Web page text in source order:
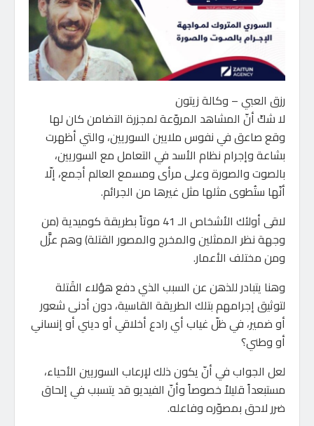
رزق العبي – وكالة زيتون
لا شكّ أنّ المشاهد المروّعة لمجزرة التضامن كان لها
وقع صاعق في نفوس ملايين السوريين، والتي أظهرت
بشاعة وإجرام نظام الأسد في التعامل مع السوريين،
بالصوت والصورة وعلى مرأى ومسمع العالم أجمع، إلّا
أنّها ستُطوى مثلها مثل غيرها من الجرائم.
لاقى أولئك الأشخاص الـ 41 موتاً بطريقة كوميدية (من
وجهة نظر الممثلين والمخرج والمصور القتلة) وهم عزَّل
ومن مختلف الأعمار.
وهنا يتبادر للذهن عن السبب الذي دفع هؤلاء القَتلة
لتوثيق إجرامهم بتلك الطريقة القاسية، دون أدنى شعور
أو ضمير، في ظلّ غياب أي رادع أخلاقي أو ديني أو إنساني
أو وطني؟
لعل الجواب في أنّ يكون ذلك لإرعاب السوريين الأحياء،
مستبعداً قليلاً خصوصاً وأنّ الفيديو قد يتسبب في إلحاق
ضرر لاحق بمصوّره وفاعله.